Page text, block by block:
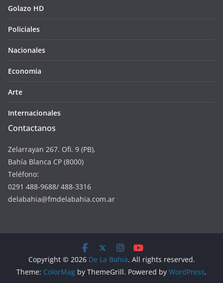
Golazo HD
Policiales
Nacionales
Economia
Arte
Internacionales
Contactanos
Zelarrayan 267. Ofi. 9 (PB),
Bahía Blanca CP (8000)
Teléfono:
0291 488-9688/ 488-3316
delabahia@fmdelabahia.com.ar
Copyright © 2026 De La Bahia. All rights reserved.
Theme: ColorMag by ThemeGrill. Powered by WordPress.